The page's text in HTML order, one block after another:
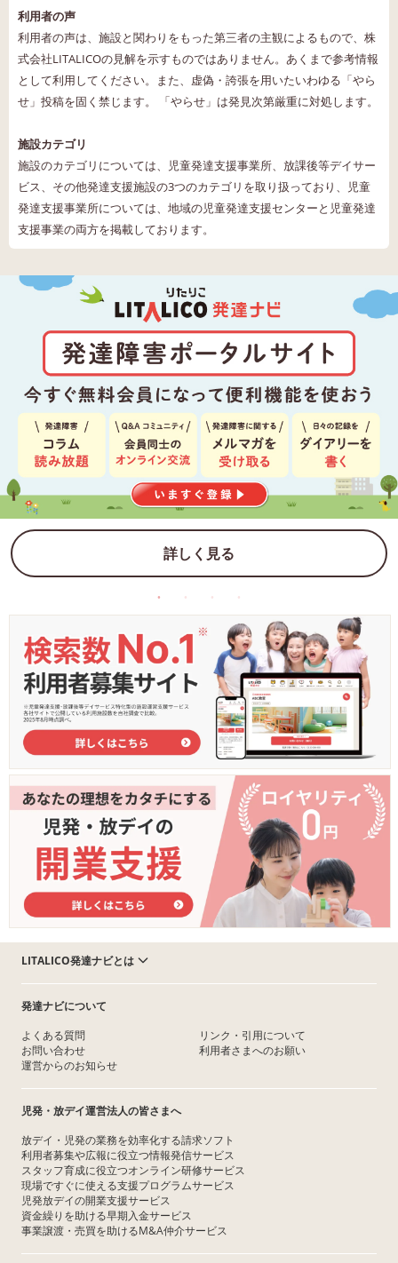
利用者の声
利用者の声は、施設と関わりをもった第三者の主観によるもので、株
式会社LITALICOの見解を示すものではありません。あくまで参考情報
として利用してください。また、虚偽・誇張を用いたいわゆる「やら
せ」投稿を固く禁じます。 「やらせ」は発見次第厳重に対処します。
施設カテゴリ
施設のカテゴリについては、児童発達支援事業所、放課後等デイサー
ビス、その他発達支援施設の3つのカテゴリを取り扱っており、児童
発達支援事業所については、地域の児童発達支援センターと児童発達
支援事業の両方を掲載しております。
詳しく見る
LITALICO発達ナビとは
発達ナビについて
よくある質問
お問い合わせ
運営からのお知らせ
リンク・引用について
利用者さまへのお願い
児発・放デイ運営法人の皆さまへ
放デイ・児発の業務を効率化する請求ソフト
利用者募集や広報に役立つ情報発信サービス
スタッフ育成に役立つオンライン研修サービス
現場ですぐに使える支援プログラムサービス
児発放デイの開業支援サービス
資金繰りを助ける早期入金サービス
事業譲渡・売買を助けるM&A仲介サービス